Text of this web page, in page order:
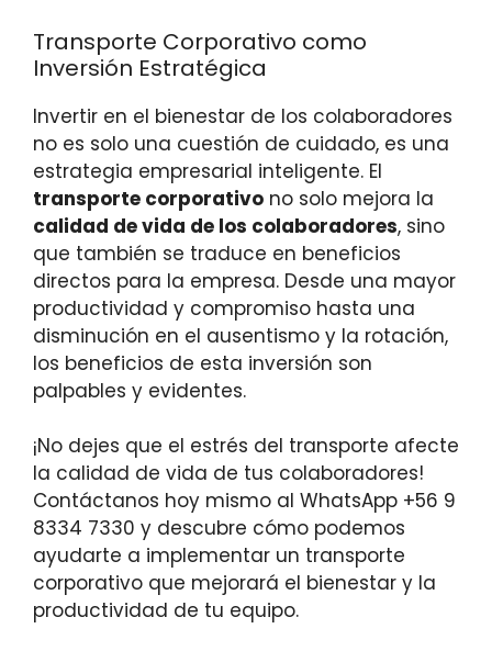
Transporte Corporativo como
Inversión Estratégica
Invertir en el bienestar de los colaboradores
no es solo una cuestión de cuidado, es una
estrategia empresarial inteligente. El
transporte corporativo no solo mejora la
calidad de vida de los colaboradores, sino
que también se traduce en beneficios
directos para la empresa. Desde una mayor
productividad y compromiso hasta una
disminución en el ausentismo y la rotación,
los beneficios de esta inversión son
palpables y evidentes.
¡No dejes que el estrés del transporte afecte
la calidad de vida de tus colaboradores!
Contáctanos hoy mismo al WhatsApp +56 9
8334 7330 y descubre cómo podemos
ayudarte a implementar un transporte
corporativo que mejorará el bienestar y la
productividad de tu equipo.